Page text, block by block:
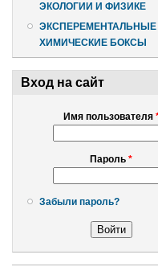
ЭКОЛОГИИ И ФИЗИКЕ
ЭКСПЕРЕМЕНТАЛЬНЫЕ
ХИМИЧЕСКИЕ БОКСЫ
Вход на сайт
Имя пользователя
Пароль *
Забыли пароль?